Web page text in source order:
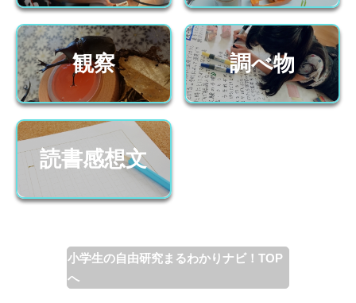
観察 調べ物
読書感想文
小学生の自由研究まるわかりナビ！TOP
へ